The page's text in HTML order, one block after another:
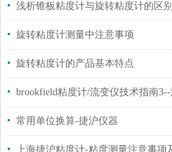
浅析锥板粘度计与旋转粘度计的区别
旋转粘度计测量中注意事项
旋转粘度计的产品基本特点
常用单位换算-捷沪仪器